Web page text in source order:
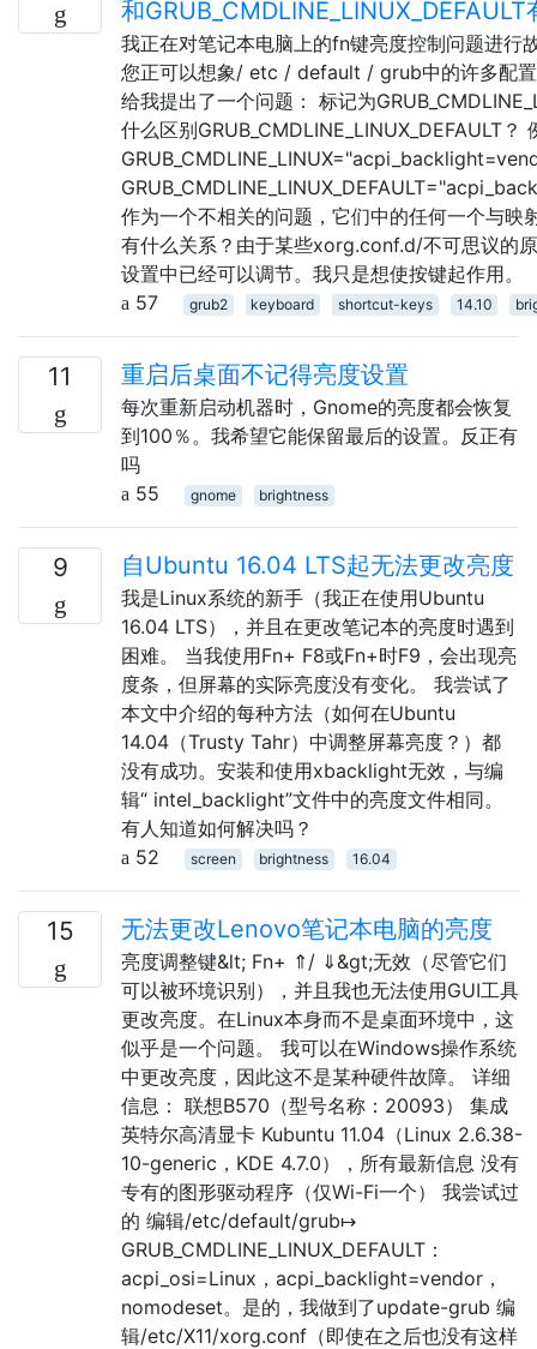
和
我正在对笔记本电脑上的fn键亮度控制问题进行
您正可以想象/ etc / default / grub中的许多配
给我提出了一个问题： 标记为
什么区别GRUB_CMDLINE_LINUX_DEFAULT？
作为一个不相关的问题，它们中的任何一个与映
有什么关系？由于某些xorg.conf.d/不可思议的
设置中已经可以调节。我只是想使按键起作用。
57
grub2 keyboard shortcut-keys 14.10
11 重启后桌面不记得亮度设置
每次重新启动机器时，Gnome的亮度都会恢复
到100％。我希望它能保留最后的设置。反正有
吗
55
gnome brightness
9 自Ubuntu 16.04 LTS起无法更改亮度
我是Linux系统的新手（我正在使用Ubuntu
16.04 LTS），并且在更改笔记本的亮度时遇到
困难。 当我使用Fn+ F8或Fn+时F9，会出现亮
度条，但屏幕的实际亮度没有变化。 我尝试了
本文中介绍的每种方法（如何在Ubuntu
14.04（Trusty Tahr）中调整屏幕亮度？）都
没有成功。安装和使用xbacklight无效，与编
辑“ intel_backlight”文件中的亮度文件相同。
有人知道如何解决吗？
52
screen brightness 16.04
15 无法更改Lenovo笔记本电脑的亮度
亮度调整键&lt; Fn+ ⇑/ ⇓&gt;无效（尽管它们
可以被环境识别），并且我也无法使用GUI工具
更改亮度。在Linux本身而不是桌面环境中，这
似乎是一个问题。 我可以在Windows操作系统
中更改亮度，因此这不是某种硬件故障。 详细
信息： 联想B570（型号名称：20093） 集成
英特尔高清显卡 Kubuntu 11.04（Linux 2.6.38-
10-generic，KDE 4.7.0），所有最新信息 没有
专有的图形驱动程序（仅Wi-Fi一个） 我尝试过
的 编辑/etc/default/grub↦
GRUB_CMDLINE_LINUX_DEFAULT：
acpi_osi=Linux，acpi_backlight=vendor，
nomodeset。是的，我做到了update-grub 编
辑/etc/X11/xorg.conf（即使在之后也没有这样